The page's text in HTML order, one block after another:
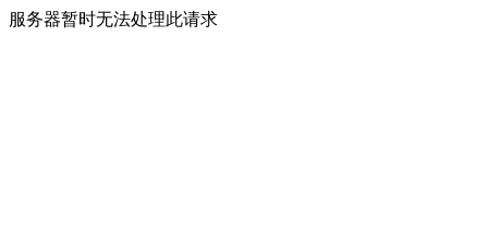
服务器暂时无法处理此请求